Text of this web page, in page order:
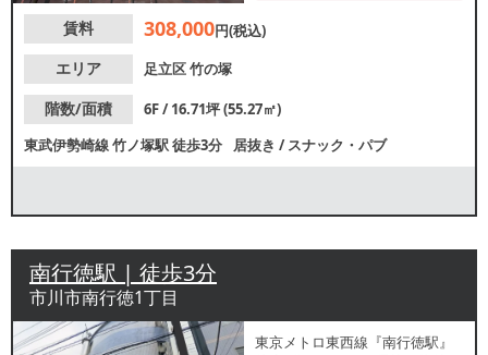
賃料 308,000円(税込)
エリア
足立区竹の塚
階数/面積
6F / 16.71坪 (55.27㎡)
東武伊勢崎線竹ノ塚駅徒歩3分 居抜き /スナック・パブ
南行徳駅 | 徒歩3分
市川市南行徳1丁目
東京メトロ東西線『南行徳駅』